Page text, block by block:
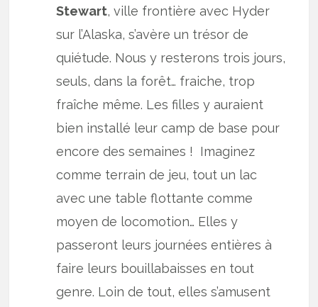
Stewart, ville frontière avec Hyder
sur l’Alaska, s’avère un trésor de
quiétude. Nous y resterons trois jours,
seuls, dans la forêt… fraiche, trop
fraîche même. Les filles y auraient
bien installé leur camp de base pour
encore des semaines ! Imaginez
comme terrain de jeu, tout un lac
avec une table flottante comme
moyen de locomotion… Elles y
passeront leurs journées entières à
faire leurs bouillabaisses en tout
genre. Loin de tout, elles s’amusent